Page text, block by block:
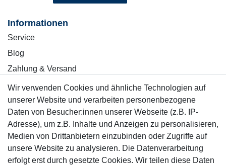
Informationen
Service
Blog
Zahlung & Versand
Sicher einkaufen
Mitglied
Wir verwenden Cookies und ähnliche Technologien auf
unserer Website und verarbeiten personenbezogene
Daten von Besucher:innen unserer Webseite (z.B. IP-
Adresse), um z.B. Inhalte und Anzeigen zu personalisieren,
Medien von Drittanbietern einzubinden oder Zugriffe auf
unsere Website zu analysieren. Die Datenverarbeitung
erfolgt erst durch gesetzte Cookies. Wir teilen diese Daten